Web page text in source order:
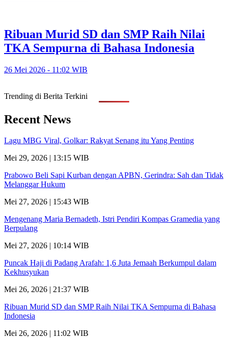
Ribuan Murid SD dan SMP Raih Nilai
TKA Sempurna di Bahasa Indonesia
26 Mei 2026 - 11:02 WIB
Trending di Berita Terkini
Recent News
Lagu MBG Viral, Golkar: Rakyat Senang itu Yang Penting
Mei 29, 2026 | 13:15 WIB
Prabowo Beli Sapi Kurban dengan APBN, Gerindra: Sah dan Tidak
Melanggar Hukum
Mei 27, 2026 | 15:43 WIB
Mengenang Maria Bernadeth, Istri Pendiri Kompas Gramedia yang
Berpulang
Mei 27, 2026 | 10:14 WIB
Puncak Haji di Padang Arafah: 1,6 Juta Jemaah Berkumpul dalam
Kekhusyukan
Mei 26, 2026 | 21:37 WIB
Ribuan Murid SD dan SMP Raih Nilai TKA Sempurna di Bahasa
Indonesia
Mei 26, 2026 | 11:02 WIB